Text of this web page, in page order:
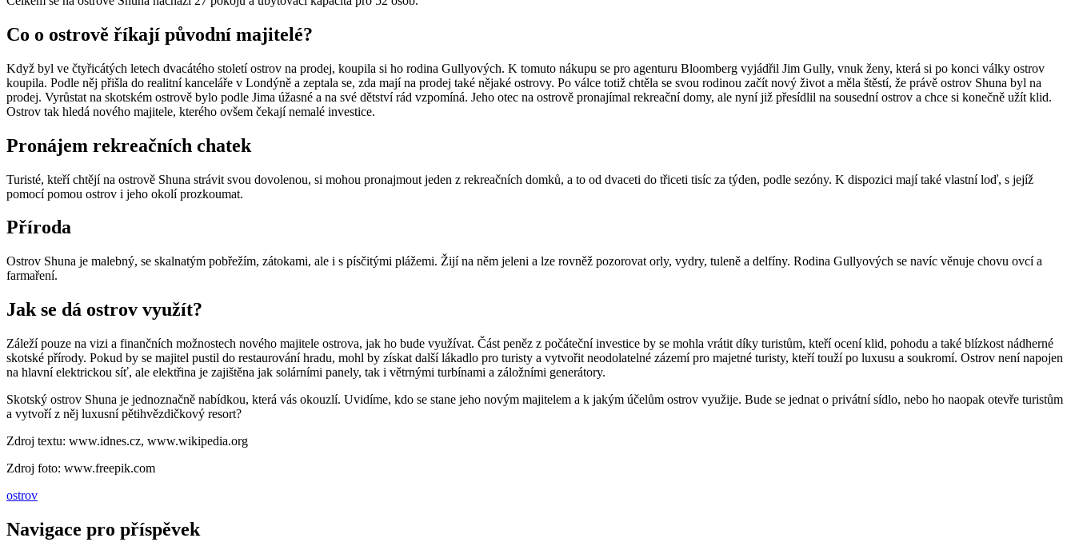
Co o ostrově říkají původní majitelé?
Když byl ve čtyřicátých letech dvacátého století ostrov na prodej, koupila si ho rodina Gullyových. K tomuto nákupu se pro agenturu Bloomberg vyjádřil Jim Gully, vnuk ženy, která si po konci války ostrov
koupila. Podle něj přišla do realitní kanceláře v Londýně a zeptala se, zda mají na prodej také nějaké ostrovy. Po válce totiž chtěla se svou rodinou začít nový život a měla štěstí, že právě ostrov Shuna byl na
prodej. Vyrůstat na skotském ostrově bylo podle Jima úžasné a na své dětství rád vzpomíná. Jeho otec na ostrově pronajímal rekreační domy, ale nyní již přesídlil na sousední ostrov a chce si konečně užít klid.
Ostrov tak hledá nového majitele, kterého ovšem čekají nemalé investice.
Pronájem rekreačních chatek
Turisté, kteří chtějí na ostrově Shuna strávit svou dovolenou, si mohou pronajmout jeden z rekreačních domků, a to od dvaceti do třiceti tisíc za týden, podle sezóny. K dispozici mají také vlastní loď, s jejíž
pomocí pomou ostrov i jeho okolí prozkoumat.
Příroda
Ostrov Shuna je malebný, se skalnatým pobřežím, zátokami, ale i s písčitými plážemi. Žijí na něm jeleni a lze rovněž pozorovat orly, vydry, tuleně a delfíny. Rodina Gullyových se navíc věnuje chovu ovcí a
farmaření.
Jak se dá ostrov využít?
Záleží pouze na vizi a finančních možnostech nového majitele ostrova, jak ho bude využívat. Část peněz z počáteční investice by se mohla vrátit díky turistům, kteří ocení klid, pohodu a také blízkost nádherné
skotské přírody. Pokud by se majitel pustil do restaurování hradu, mohl by získat další lákadlo pro turisty a vytvořit neodolatelné zázemí pro majetné turisty, kteří touží po luxusu a soukromí. Ostrov není napojen
na hlavní elektrickou síť, ale elektřina je zajištěna jak solárními panely, tak i větrnými turbínami a záložními generátory.
Skotský ostrov Shuna je jednoznačně nabídkou, která vás okouzlí. Uvidíme, kdo se stane jeho novým majitelem a k jakým účelům ostrov využije. Bude se jednat o privátní sídlo, nebo ho naopak otevře turistům
a vytvoří z něj luxusní pětihvězdičkový resort?
Zdroj textu: www.idnes.cz, www.wikipedia.org
Zdroj foto: www.freepik.com
ostrov
Navigace pro příspěvek